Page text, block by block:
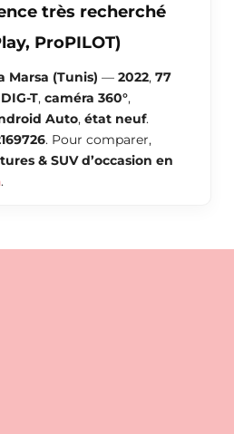
très recherché
ProPILOT)
Marsa (Tunis) — 2022, 77
T, caméra 360°,
Auto, état neuf.
. Pour comparer,
& SUV d’occasion en
.